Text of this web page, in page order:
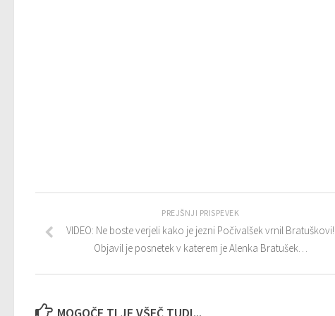
PREJŠNJI PRISPEVEK
VIDEO: Ne boste verjeli kako je jezni Počivalšek vrnil Bratuškovi!
Objavil je posnetek v katerem je Alenka Bratušek…
MOGOČE TI JE VŠEČ TUDI...